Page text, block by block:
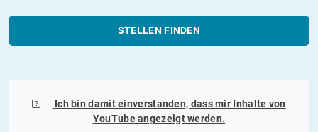
STELLEN FINDEN
Ich bin damit einverstanden, dass mir Inhalte von
YouTubeangezeigt werden.